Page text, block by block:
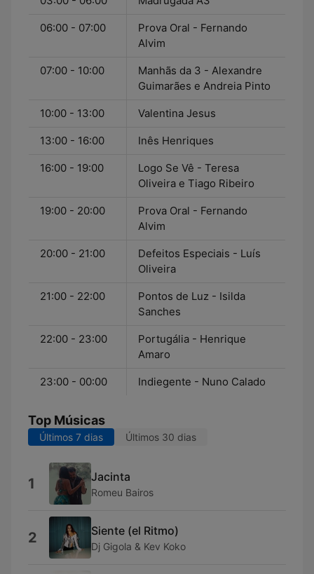
06:00 - 07:00
Prova Oral - Fernando
Alvim
07:00 - 10:00
Manhãs da 3 - Alexandre
Guimarães e Andreia Pinto
10:00 - 13:00 Valentina Jesus
13:00 - 16:00 Inês Henriques
16:00 - 19:00
Logo Se Vê - Teresa
Oliveira e Tiago Ribeiro
19:00 - 20:00
Prova Oral - Fernando
Alvim
20:00 - 21:00
Defeitos Especiais - Luís
Oliveira
21:00 - 22:00
Pontos de Luz - Isilda
Sanches
22:00 - 23:00
Portugália - Henrique
Amaro
23:00 - 00:00 Indiegente - Nuno Calado
Top Músicas
Últimos 7 dias Últimos 30 dias
1 Jacinta
Romeu Bairos
2 Siente (el Ritmo)
Dj Gigola & Kev Koko